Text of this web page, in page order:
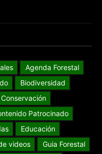
Agenda Forestal
Biodiversidad
Conservación
Patrocinado
Educación
videos
Guia Forestal